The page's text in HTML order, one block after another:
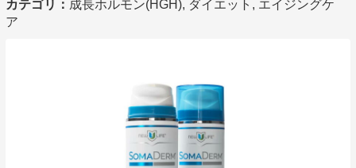
カテゴリ： 成長ホルモン(HGH), ダイエット, エイジングケ
ア